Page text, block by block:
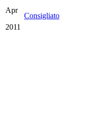
Apr
2011
Consigliato